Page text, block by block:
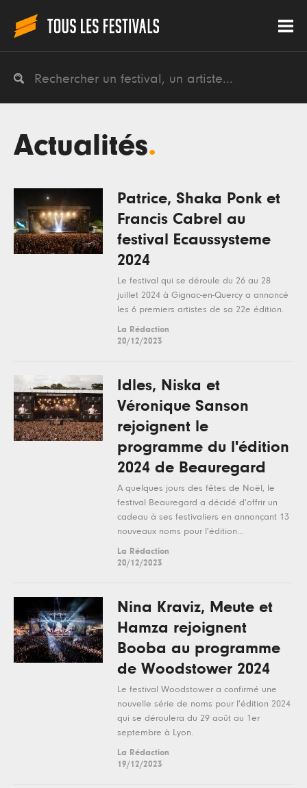
Actualités.
Patrice, Shaka Ponk et
Francis Cabrel au
festival Ecaussysteme
2024
Le festival qui se déroule du 26 au 28
juillet 2024 à Gignac-en-Quercy a annoncé
les 6 premiers artistes de sa 22e édition.
La Rédaction
20/12/2023
Idles, Niska et
Véronique Sanson
rejoignent le
programme du l'édition
2024 de Beauregard
A quelques jours des fêtes de Noël, le
festival Beauregard a décidé d'offrir un
cadeau à ses festivaliers en annonçant 13
nouveaux noms pour l'édition...
La Rédaction
20/12/2023
Nina Kraviz, Meute et
Hamza rejoignent
Booba au programme
de Woodstower 2024
Le festival Woodstower a confirmé une
nouvelle série de noms pour l'édition 2024
qui se déroulera du 29 août au 1er
septembre à Lyon.
La Rédaction
19/12/2023